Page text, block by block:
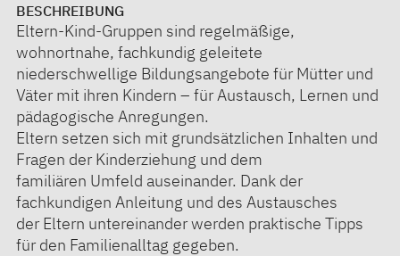
BESCHREIBUNG
Eltern-Kind-Gruppen sind regelmäßige,
wohnortnahe, fachkundig geleitete
niederschwellige Bildungsangebote für Mütter und
Väter mit ihren Kindern – für Austausch, Lernen und
pädagogische Anregungen.
Eltern setzen sich mit grundsätzlichen Inhalten und
Fragen der Kinderziehung und dem
familiären Umfeld auseinander. Dank der
fachkundigen Anleitung und des Austausches
der Eltern untereinander werden praktische Tipps
für den Familienalltag gegeben.